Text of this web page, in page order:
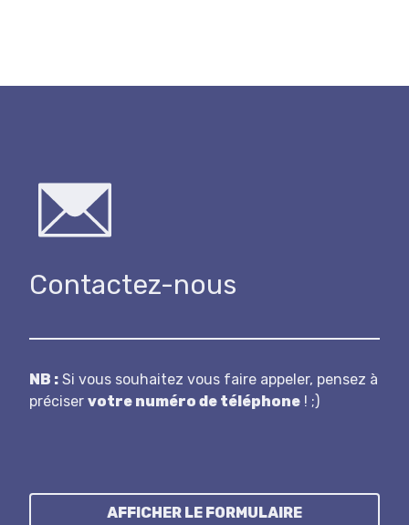
Contactez-nous
N B : Si vous souhaitez vous faire appeler, pensez à
préciser votre numéro de téléphone ! ;)
AFFICHER LE FORMULAIRE